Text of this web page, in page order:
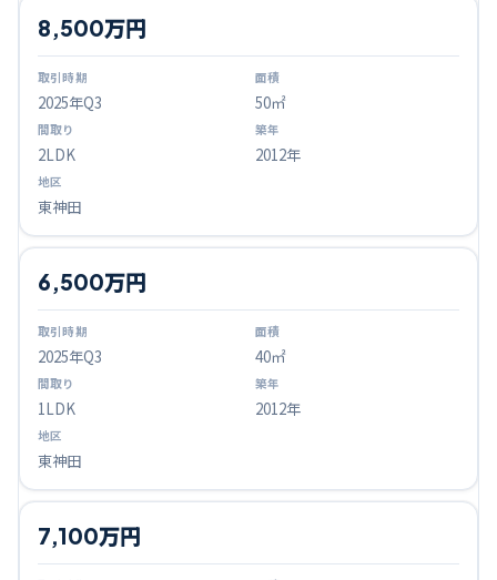
2025年Q3
8,500万円
50㎡
2LDK 2012年
東神田
2025年Q3
6,500万円
40㎡
1LDK 2012年
東神田
7,100万円